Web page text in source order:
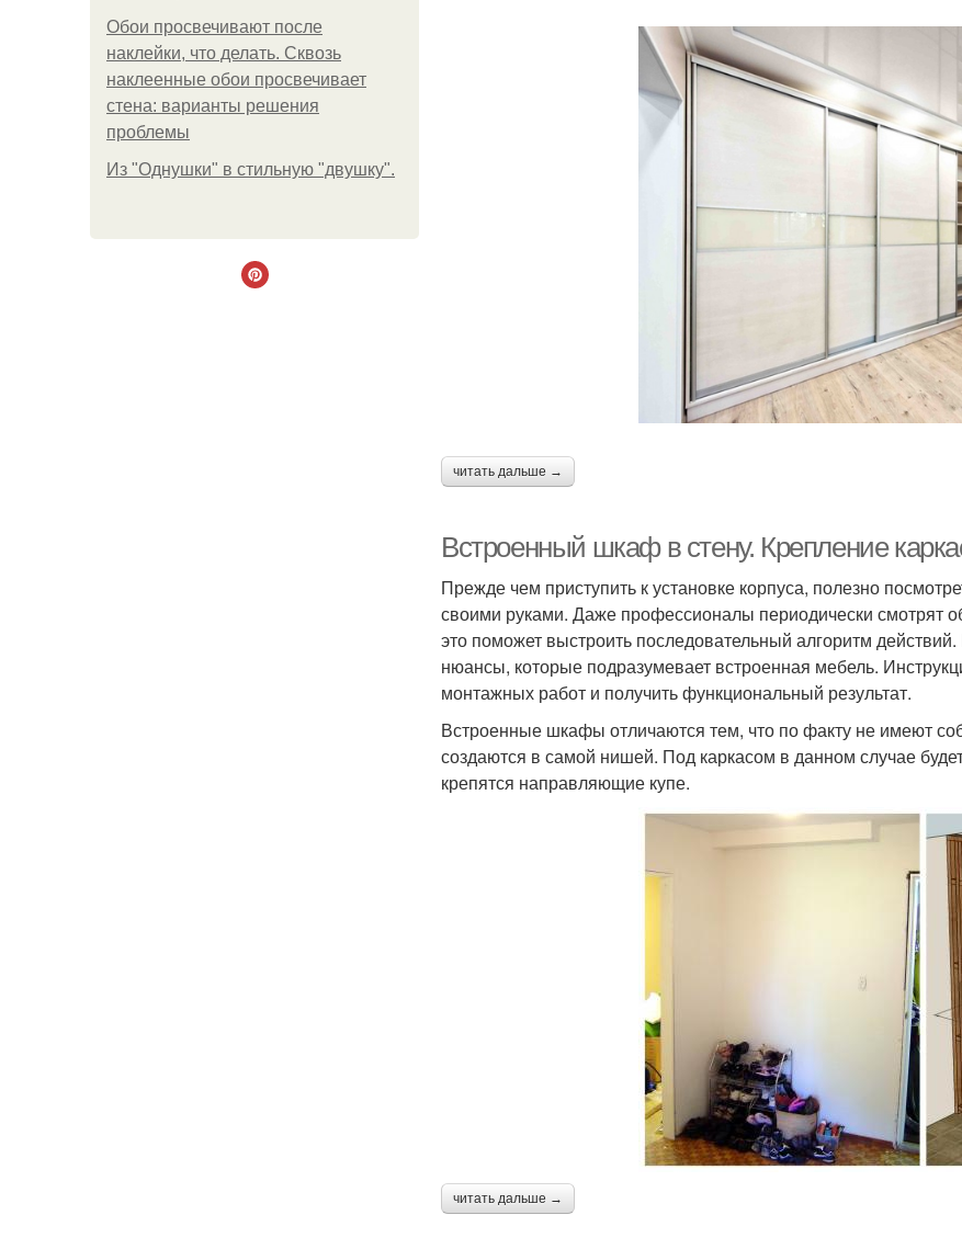
Обои просвечивают после
наклейки, что делать. Сквозь
наклеенные обои просвечивает
стена: варианты решения
проблемы
Из "Однушки" в стильную "двушку".
читать дальше →
Встроенный шкаф в стену. Крепление
Прежде чем приступить к установке корпуса, полезно
своими руками. Даже профессионалы периодически смотрят
это поможет выстроить последовательный алгоритм
нюансы, которые подразумевает встроенная мебель.
монтажных работ и получить функциональный результат.
Встроенные шкафы отличаются тем, что по факту не имеют
создаются в самой нишей. Под каркасом в данном случае
крепятся направляющие купе.
читать дальше →